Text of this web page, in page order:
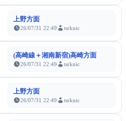
上野方面
26/07/31 22:49 tsrknic
(高崎線＋湘南新宿)高崎方面
26/07/31 22:49 tsrknic
上野方面
26/07/31 22:49 tsrknic